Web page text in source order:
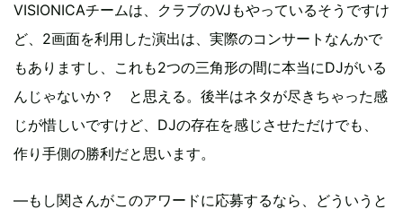
VISIONICAチームは、クラブのVJもやっているそうですけ
ど、2画面を利用した演出は、実際のコンサートなんかで
もありますし、これも2つの三角形の間に本当にDJがいる
んじゃないか？ と思える。後半はネタが尽きちゃった感
じが惜しいですけど、DJの存在を感じさせただけでも、
作り手側の勝利だと思います。
―もし関さんがこのアワードに応募するなら、どういうと